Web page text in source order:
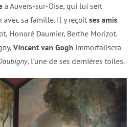
à Auvers-sur-Oise, qui lui sert
avec sa famille. Il y reçoit ses amis
Honoré Daumier, Berthe Morizot.
Vincent van Gogh immortalisera
, l’une de ses dernières toiles.